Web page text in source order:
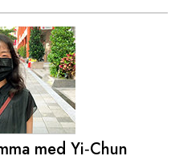
med Yi‑Chun